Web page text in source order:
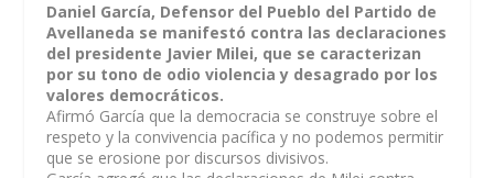
Daniel García, Defensor del Pueblo del Partido de
Avellaneda se manifestó contra las declaraciones
del presidente Javier Milei, que se caracterizan
por su tono de odio violencia y desagrado por los
valores democráticos.
Afirmó García que la democracia se construye sobre el
respeto y la convivencia pacífica y no podemos permitir
que se erosione por discursos divisivos.